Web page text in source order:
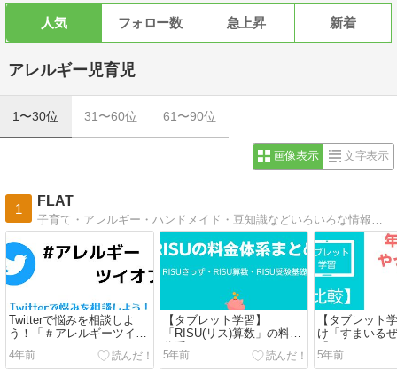
人気 フォロー数 急上昇 新着
アレルギー児育児
1〜30位 31〜60位 61〜90位
画像表示 文字表示
1
FLAT
Twitterで悩みを相談しよ
う！「＃アレルギーツイオ
フ」でつながりを
4年前
【タブレット学習】
「RISU(リス)算数」の料金
体系まとめ
5年前
【タブレット
け「すまいる
「RISU(リス)
方やってみた
5年前